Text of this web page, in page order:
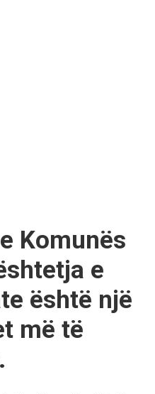
Komunës
e
është një
më të